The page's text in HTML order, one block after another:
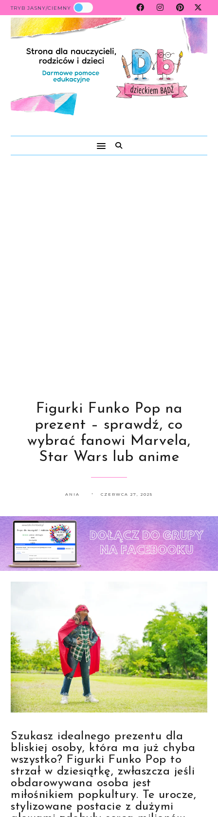
TRYB JASNY/CIEMNY
Figurki Funko Pop na
prezent – sprawdź, co
wybrać fanowi Marvela,
Star Wars lub anime
ANIA CZERWCA 27, 2025
Szukasz idealnego prezentu dla
bliskiej osoby, która ma już chyba
wszystko? Figurki Funko Pop to
strzał w dziesiątkę, zwłaszcza jeśli
obdarowywana osoba jest
miłośnikiem popkultury. Te urocze,
stylizowane postacie z dużymi